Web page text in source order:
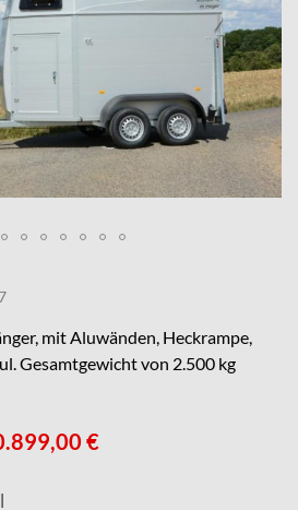
, mit Aluwänden, Heckrampe,
Gesamtgewicht von 2.500 kg
€
|